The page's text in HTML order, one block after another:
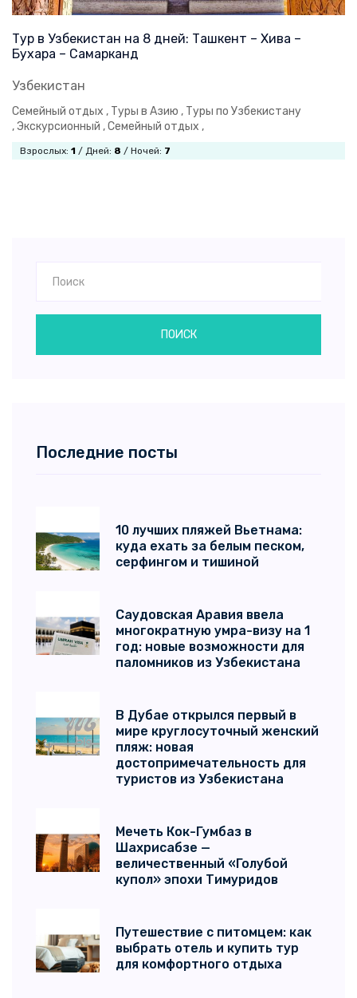
Тур в Узбекистан на 8 дней: Ташкент – Хива –
Бухара – Самарканд
Узбекистан
Семейный отдых , Туры в Азию , Туры по Узбекистану
,Экскурсионный ,Семейный отдых ,
Взрослых: 1 / Дней: 8 / Ночей: 7
ПОИСК
Последние посты
10 лучших пляжей Вьетнама:
куда ехать за белым песком,
серфингом и тишиной
Саудовская Аравия ввела
многократную умра-визу на 1
год: новые возможности для
паломников из Узбекистана
В Дубае открылся первый в
мире круглосуточный женский
пляж: новая
достопримечательность для
туристов из Узбекистана
Мечеть Кок-Гумбаз в
Шахрисабзе —
величественный «Голубой
купол» эпохи Тимуридов
Путешествие с питомцем: как
выбрать отель и купить тур
для комфортного отдыха